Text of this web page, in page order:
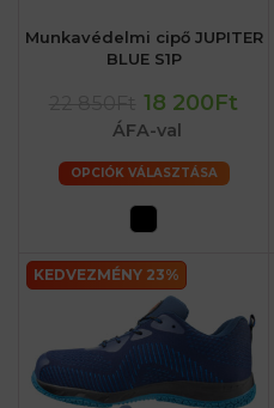
Munkavédelmi cipő JUPITER
BLUE S1P
18 200Ft
ÁFA-val
OPCIÓK VÁLASZTÁSA
KEDVEZMÉNY 23%